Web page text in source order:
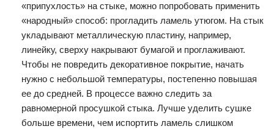
«припухлость» на стыке, можно попробовать применить
«народный» способ: прогладить ламель утюгом. На стык
укладывают металлическую пластину, например,
линейку, сверху накрывают бумагой и проглаживают.
Чтобы не повредить декоративное покрытие, начать
нужно с небольшой температуры, постепенно повышая
ее до средней. В процессе важно следить за
равномерной просушкой стыка. Лучше уделить сушке
больше времени, чем испортить ламель слишком